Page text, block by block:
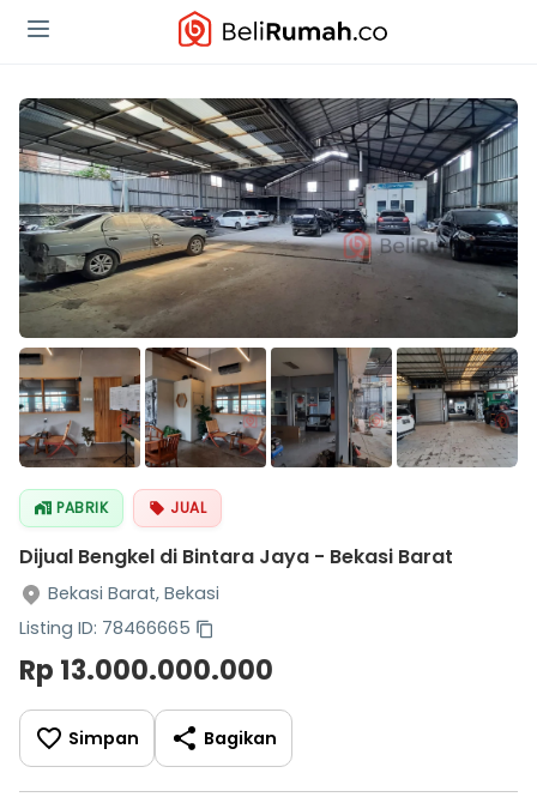
PABRIK JUAL
Dijual Bengkel di Bintara Jaya - Bekasi Barat
Bekasi Barat, Bekasi
Listing ID: 78466665
Rp 13.000.000.000
Simpan Bagikan